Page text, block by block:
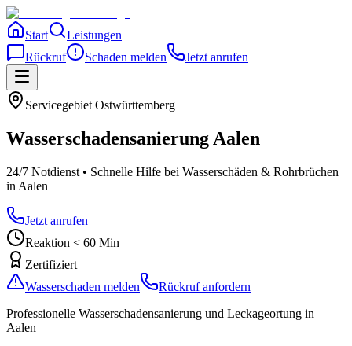
Start
Leistungen
Rückruf
Schaden melden Jetzt anrufen
Servicegebiet Ostwürttemberg
Wasserschadensanierung Aalen
24/7 Notdienst • Schnelle Hilfe bei Wasserschäden & Rohrbrüchen
in Aalen
Jetzt anrufen
Reaktion < 60 Min
Zertifiziert
Wasserschaden melden
Rückruf anfordern
Professionelle Wasserschadensanierung und Leckageortung in
Aalen